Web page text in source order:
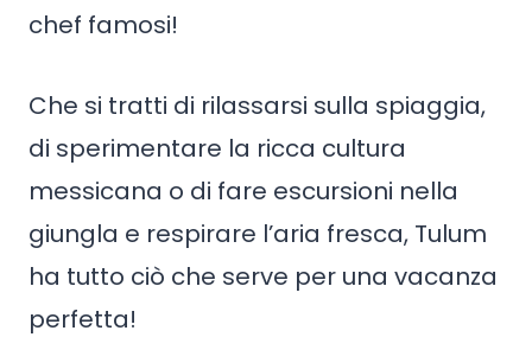
chef famosi!
Che si tratti di rilassarsi sulla spiaggia,
di sperimentare la ricca cultura
messicana o di fare escursioni nella
giungla e respirare l’aria fresca, Tulum
ha tutto ciò che serve per una vacanza
perfetta!